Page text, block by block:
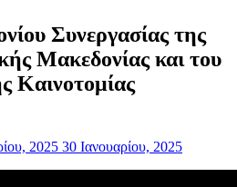
Συνεργασίας της
Μακεδονίας και του
Καινοτομίας
2025 30 Ιανουαρίου, 2025